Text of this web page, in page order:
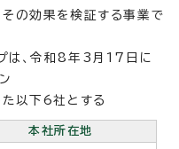
その効果を検証する事業で
は、令和8年3月17日に
以下6社とする
本社所在地